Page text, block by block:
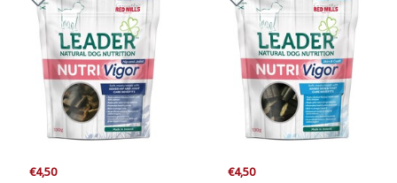
€4,50 €4,50